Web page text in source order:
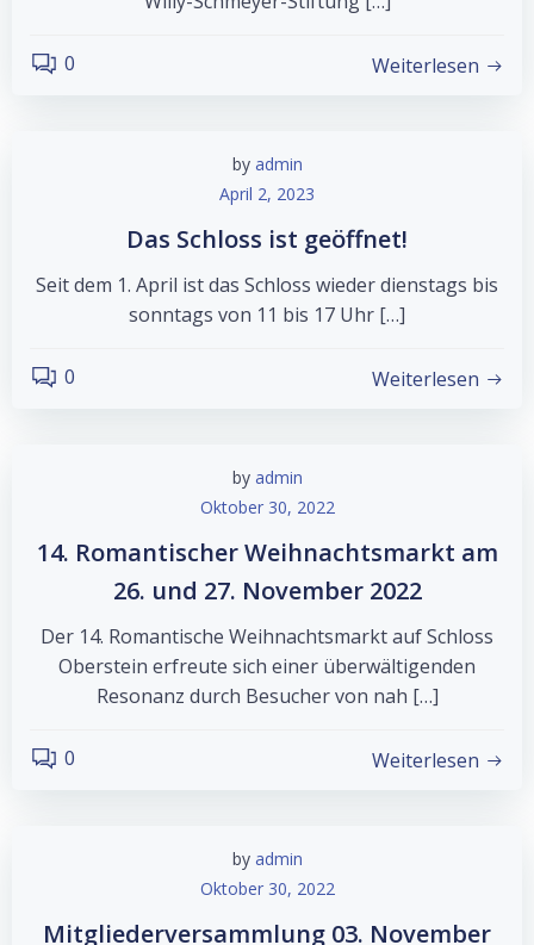
0 Weiterlesen
by admin
April 2, 2023
Das Schloss ist geöffnet!
Seit dem 1. April ist das Schloss wieder dienstags bis
sonntags von 11 bis 17 Uhr […]
0 Weiterlesen
by admin
Oktober 30, 2022
14. Romantischer Weihnachtsmarkt am
26. und 27. November 2022
Der 14. Romantische Weihnachtsmarkt auf Schloss
Oberstein erfreute sich einer überwältigenden
Resonanz durch Besucher von nah […]
0 Weiterlesen
by admin
Oktober 30, 2022
Mitgliederversammlung 03. November